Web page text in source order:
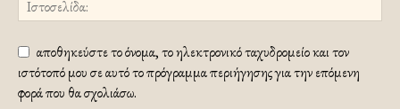
αποθηκεύστε το όνομα, το ηλεκτρονικό ταχυδρομείο και τον
ιστότοπό μου σε αυτό το πρόγραμμα περιήγησης για την επόμενη
φορά που θα σχολιάσω.